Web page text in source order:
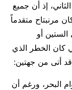
الثاني، إذ أن جميع
مرنبتاح متقدماً
أو
كان الخطر الذي
أتى من جهتين:
البحر، ورغم أن